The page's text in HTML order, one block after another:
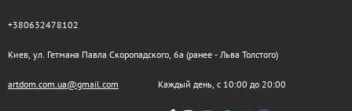
+380632478102
Киев, ул. Гетмана Павла Скоропадского, 6а (ранее - Льва Толстого)
artdom.com.ua@gmail.com Каждый день, с 10:00 до 20:00